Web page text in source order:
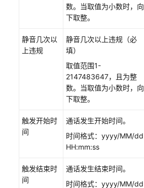
数。当取值为小数时，向
下取整。
静音几次以
上违规
静音几次以上违规（必
填）
取值范围1-
2147483647，且为整
数。当取值为小数时，向
下取整。
触发开始时
间
通话发生开始时间。
时间格式：yyyy/MM/dd
HH:mm:ss
触发结束时
间
通话发生结束时间。
时间格式：yyyy/MM/dd